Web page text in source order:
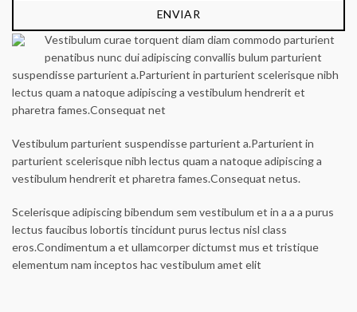
Vestibulum curae torquent diam diam commodo parturient
penatibus nunc dui adipiscing convallis bulum parturient
suspendisse parturient a.Parturient in parturient scelerisque nibh
lectus quam a natoque adipiscing a vestibulum hendrerit et
pharetra fames.Consequat net
Vestibulum parturient suspendisse parturient a.Parturient in
parturient scelerisque nibh lectus quam a natoque adipiscing a
vestibulum hendrerit et pharetra fames.Consequat netus.
Scelerisque adipiscing bibendum sem vestibulum et in a a a purus
lectus faucibus lobortis tincidunt purus lectus nisl class
eros.Condimentum a et ullamcorper dictumst mus et tristique
elementum nam inceptos hac vestibulum amet elit